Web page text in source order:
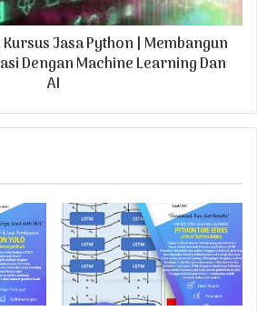
Jasa Python | Membangun
Dengan Machine Learning Dan
AI